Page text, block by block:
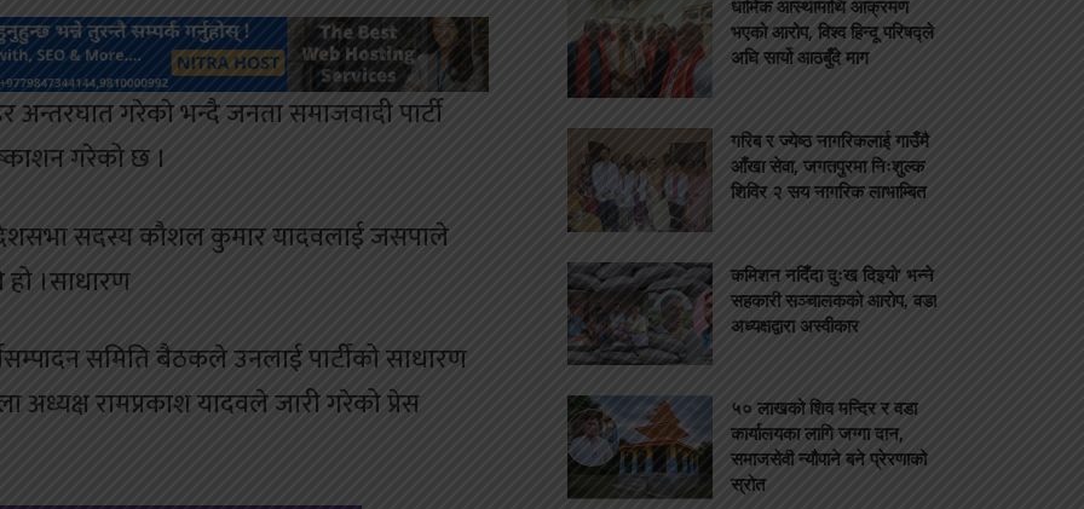
अन्तरघात गरेकाे भन्दै जनता समाजवादी पार्टी
गरेको छ ।
प्रदेशसभा सदस्य कौशल कुमार यादवलाई जसपाले
।साधारण
समिति बैठकले उनलाई पार्टीको साधारण
रामप्रकाश यादवले जारी गरेको प्रेस
धार्मिक आस्थामाथि आक्रमण
भएको आरोप, विश्व हिन्दू परिषद्ले
अघि सार्यो आठबुँदे माग
गरिब र ज्येष्ठ नागरिकलाई गाउँमै
आँखा सेवा, जगतपुरमा निःशुल्क
शिविर २ सय नागरिक लाभाम्बित
कमिशन नदिँदा दुःख दिइयो’ भन्ने
सहकारी सञ्चालकको आरोप, वडा
अध्यक्षद्वारा अस्वीकार
५० लाखको शिव मन्दिर र वडा
कार्यालयका लागि जग्गा दान,
समाजसेवी न्यौपाने बने प्रेरणाको
स्रोत